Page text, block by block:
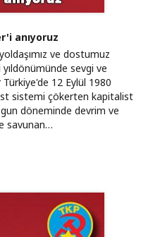
anıyoruz
ve dostumuz
sevgi ve
Türkiye'de 12 Eylül 1980
sistemi çökerten kapitalist
döneminde devrim ve
savunan…